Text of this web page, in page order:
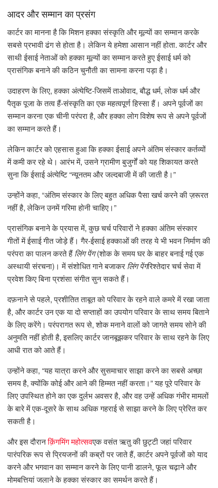
आदर और सम्मान का प्रसंग
कार्टर का मानना ​​है कि मिशन हक्का संस्कृति और मूल्यों का सम्मान करके
सबसे प्रभावी ढंग से होता है। लेकिन ये हमेशा आसान नहीं होता. कार्टर और
साथी ईसाई नेताओं को हक्का मूल्यों का सम्मान करते हुए ईसाई धर्म को
प्रासंगिक बनाने की कठिन चुनौती का सामना करना पड़ा है।
उदाहरण के लिए, हक्का अंत्येष्टि-जिसमें ताओवाद, बौद्ध धर्म, लोक धर्म और
पैतृक पूजा के तत्व हैं-संस्कृति का एक महत्वपूर्ण हिस्सा हैं। अपने पूर्वजों का
सम्मान करना एक चीनी परंपरा है, और हक्का लोग विशेष रूप से अपने पूर्वजों
का सम्मान करते हैं।
लेकिन कार्टर को एहसास हुआ कि हक्का ईसाई अपने अंतिम संस्कार कर्तव्यों
में कमी कर रहे थे। आरंभ में, उसने ग्रामीण बुजुर्गों को यह शिकायत करते
सुना कि ईसाई अंत्येष्टि “न्यूनतम और जल्दबाजी में की जाती है।”
उन्होंने कहा, “अंतिम संस्कार के लिए बहुत अधिक पैसा खर्च करने की ज़रूरत
नहीं है, लेकिन उनमें गरिमा होनी चाहिए।”
प्रासंगिक बनाने के प्रयास में, कुछ चर्च परिवारों ने हक्का अंतिम संस्कार
गीतों में ईसाई गीत जोड़े हैं। गैर-ईसाई हक्काओं की तरह ये भी भवन निर्माण की
परंपरा का पालन करते हैंलिंग पेंग(शोक के समय घर के बाहर बनाई गई एक
अस्थायी संरचना)। में संशोधित गाने बजाकर लिंग पेंगरिश्तेदार चर्च सेवा में
प्रवेश किए बिना प्रशंसा संगीत सुन सकते हैं।
दफ़नाने से पहले, प्रशीतित ताबूत को परिवार के रहने वाले कमरे में रखा जाता
है, और कार्टर उन एक या दो सप्ताहों का उपयोग परिवार के साथ समय बिताने
के लिए करेंगे। परंपरागत रूप से, शोक मनाने वालों को जागते समय सोने की
अनुमति नहीं होती है, इसलिए कार्टर जानबूझकर परिवार के साथ रहने के लिए
आधी रात को आते हैं।
उन्होंने कहा, “यह यात्रा करने और सुसमाचार साझा करने का सबसे अच्छा
समय है, क्योंकि कोई और आने की हिम्मत नहीं करता।” यह पूरे परिवार के
लिए उपस्थित होने का एक दुर्लभ अवसर है, और वह उन्हें अधिक गंभीर मामलों
के बारे में एक-दूसरे के साथ अधिक गहराई से साझा करने के लिए प्रेरित कर
सकती है।
और इस दौरानक़िंगमिंग महोत्सवएक वसंत ऋतु की छुट्टी जहां परिवार
पारंपरिक रूप से प्रियजनों की कब्रों पर जाते हैं, कार्टर अपने पूर्वजों को याद
करने और भगवान का सम्मान करने के लिए पानी डालने, फूल चढ़ाने और
मोमबत्तियां जलाने के हक्का संस्कार का समर्थन करते हैं।